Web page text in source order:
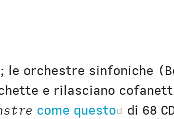
le orchestre sinfoniche
e rilasciano
come questo (opens
di 68